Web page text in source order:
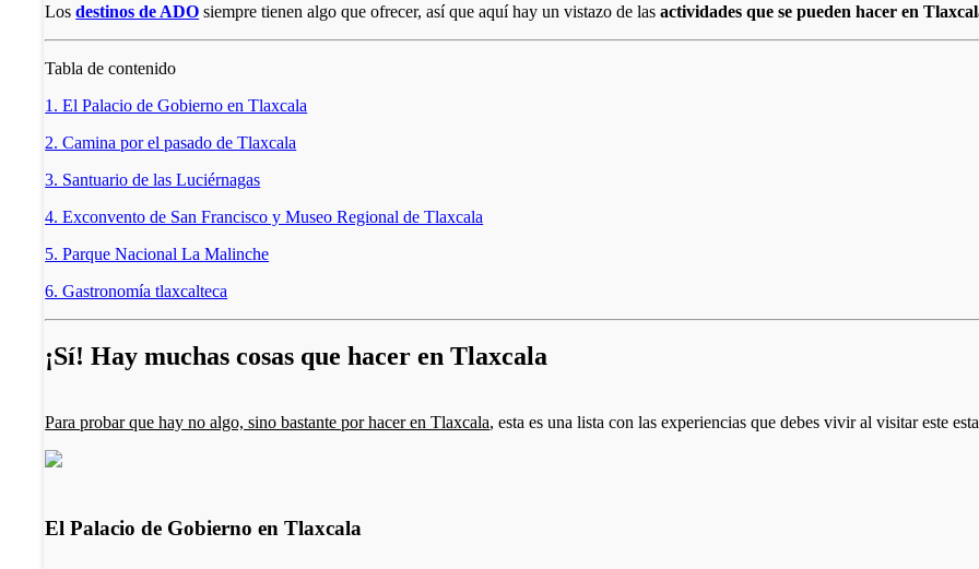
Losdestinos de ADO siempre tienen algo que ofrecer, así que aquí hay un vistazo de lasactividades que se pueden hacer en
Tabla de contenido
1. El Palacio de Gobierno en Tlaxcala
2. Camina por el pasado de Tlaxcala
3. Santuario de las Luciérnagas
4. Exconvento de San Francisco y Museo Regional de Tlaxcala
5. Parque Nacional La Malinche
6. Gastronomía tlaxcalteca
¡Sí! Hay muchas cosas que hacer en Tlaxcala
Para probar que hay no algo, sino bastante por hacer en Tlaxcala, esta es una lista con las experiencias que debes vivir al visitar este
El Palacio de Gobierno en Tlaxcala